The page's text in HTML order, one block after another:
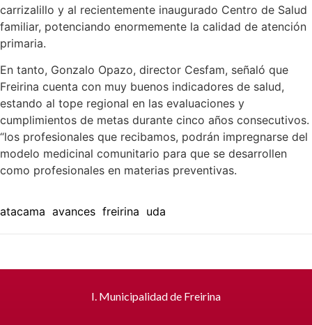
carrizalillo y al recientemente inaugurado Centro de Salud
familiar, potenciando enormemente la calidad de atención
primaria.
En tanto, Gonzalo Opazo, director Cesfam, señaló que
Freirina cuenta con muy buenos indicadores de salud,
estando al tope regional en las evaluaciones y
cumplimientos de metas durante cinco años consecutivos.
“los profesionales que recibamos, podrán impregnarse del
modelo medicinal comunitario para que se desarrollen
como profesionales en materias preventivas.
atacama avances freirina uda
I. Municipalidad de Freirina